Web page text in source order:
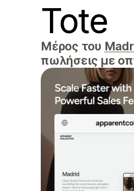
Tote
Μέρος του
πωλήσεις με